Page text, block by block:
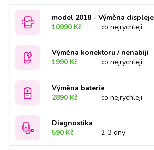
model 2018 - Výměna displeje
10990 Kč
co nejrychleji
Výměna konektoru / nenabíjí
1990 Kč
co nejrychleji
Výměna baterie
2890 Kč
co nejrychleji
Diagnostika
590 Kč
2-3 dny